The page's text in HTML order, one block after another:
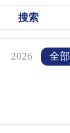
搜索
2026 全部